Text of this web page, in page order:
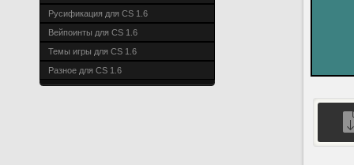
Русификация для CS 1.6
Вейпоинты для CS 1.6
Темы игры для CS 1.6
Разное для CS 1.6